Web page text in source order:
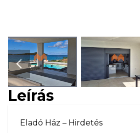
Next slide
Leírás
Eladó Ház – Hirdetés